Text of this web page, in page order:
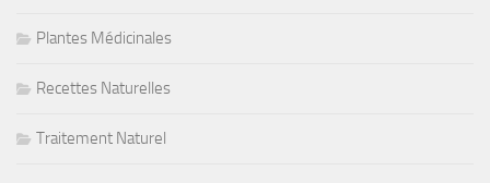
Plantes Médicinales
Recettes Naturelles
Traitement Naturel